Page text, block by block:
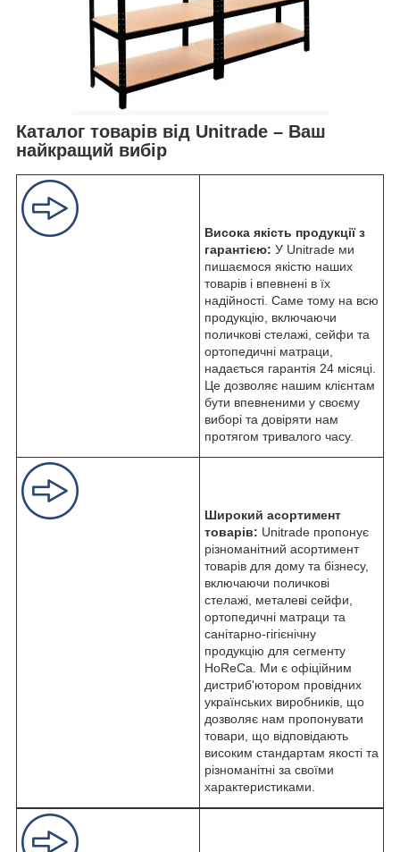
Каталог товарів від Unitrade – Ваш
найкращий вибір
Висока якість продукції з
гарантією: У Unitrade ми
пишаємося якістю наших
товарів і впевнені в їх
надійності. Саме тому на всю
продукцію, включаючи
поличкові стелажі, сейфи та
ортопедичні матраци,
надається гарантія 24 місяці.
Це дозволяє нашим клієнтам
бути впевненими у своєму
виборі та довіряти нам
протягом тривалого часу.
Широкий асортимент
товарів: Unitrade пропонує
різноманітний асортимент
товарів для дому та бізнесу,
включаючи поличкові
стелажі, металеві сейфи,
ортопедичні матраци та
санітарно-гігієнічну
продукцію для сегменту
HoReCa. Ми є офіційним
дистриб'ютором провідних
українських виробників, що
дозволяє нам пропонувати
товари, що відповідають
високим стандартам якості та
різноманітні за своїми
характеристиками.